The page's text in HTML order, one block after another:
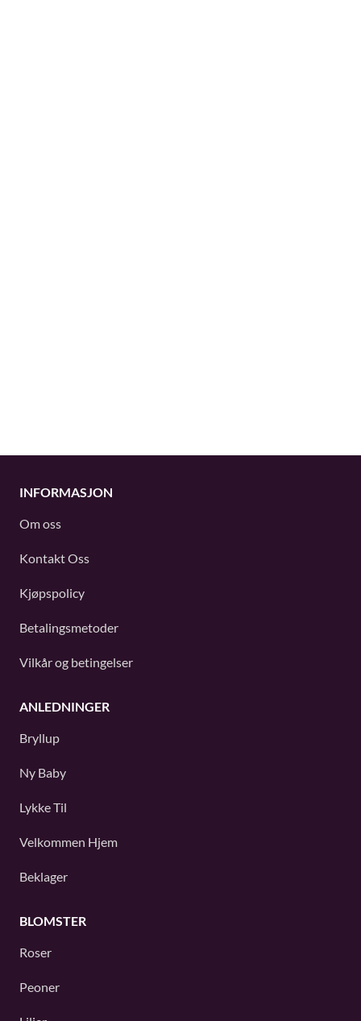
INFORMASJON
Om oss
Kontakt Oss
Kjøpspolicy
Betalingsmetoder
Vilkår og betingelser
ANLEDNINGER
Bryllup
Ny Baby
Lykke Til
Velkommen Hjem
Beklager
BLOMSTER
Roser
Peoner